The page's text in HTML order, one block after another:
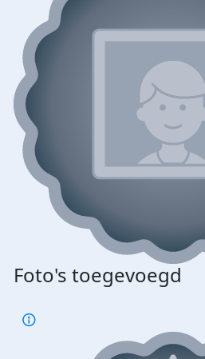
Foto's toegevoegd